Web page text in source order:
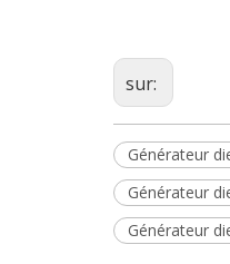
sur:
Générateur
Générateur
Générateur